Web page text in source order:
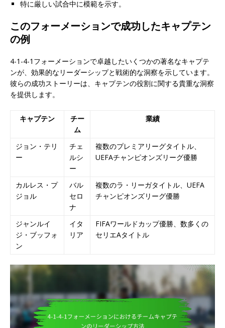
特に厳しい試合中に模範を示す。
このフォーメーションで成功したキャプテン
の例
4-1-4-1フォーメーションで卓越したいくつかの著名なキャプテ
ンが、効果的なリーダーシップと戦術的な洞察を示しています。
彼らの成功ストーリーは、キャプテンの役割に関する貴重な洞察
を提供します。
キャプテン
チー
ム
業績
ジョン・テリ
ー
チェ
ルシ
ー
複数のプレミアリーグタイトル、
UEFAチャンピオンズリーグ優勝
カルレス・プ
ジョル
バル
セロ
ナ
複数のラ・リーガタイトル、UEFA
チャンピオンズリーグ優勝
ジャンルイ
ジ・ブッフォ
ン
イタ
リア
FIFAワールドカップ優勝、数多くの
セリエAタイトル